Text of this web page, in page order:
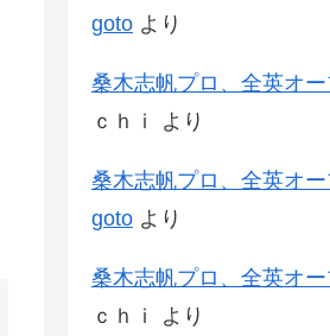
goto より
桑木志帆プロ、全英オー
ｃｈｉ
より
桑木志帆プロ、全英オー
goto より
桑木志帆プロ、全英オー
ｃｈｉ
より